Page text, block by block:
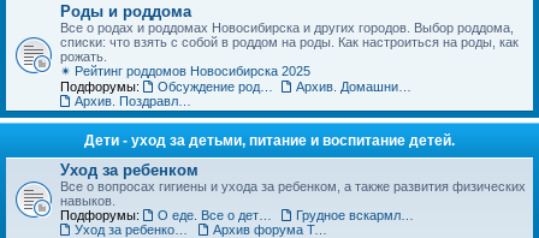
Роды и роддома
Все о родах и роддомах Новосибирска и других городов. Выбор роддома,
списки: что взять с собой в роддом на роды. Как настроиться на роды, как
рожать.
✴ Рейтинг роддомов Новосибирска 2025
Подфорумы:
Дети - уход за детьми, питание и воспитание детей.
Уход за ребенком
Все о вопросах гигиены и ухода за ребенком, а также развития физических
навыков.
Подфорумы:
Архив форума Товары для детей